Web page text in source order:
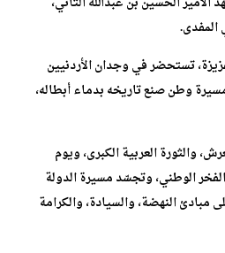
المفدى.
تستحضر في وجدان الأردنيين
وطن صنع تاريخه بدماء أبطاله،
والثورة العربية الكبرى، ويوم
الوطني، وتجسّد مسيرة الدولة
مبادئ النهضة، والسيادة، والكرامة